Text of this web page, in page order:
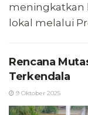
meningkatkan
lokal melalui
Rencana
Terkendala
9 Oktober 2025